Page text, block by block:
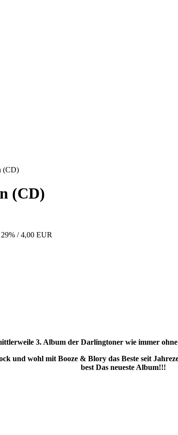
(CD)
(CD)
29% / 4,00 EUR
3. Album der Darlingtoner wie immer
und wohl mit Booze & Blory das Beste seit
best Das neueste Album!!!